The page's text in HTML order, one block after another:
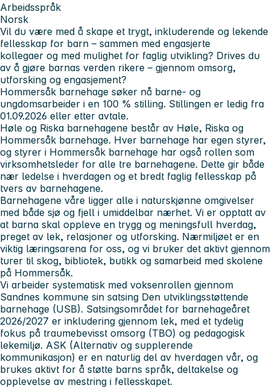
Arbeidsspråk
Norsk
Vil du være med å skape et trygt, inkluderende og lekende
fellesskap for barn – sammen med engasjerte
kollegaer og med mulighet for faglig utvikling? Drives du
av å gjøre barnas verden rikere – gjennom omsorg,
utforsking og engasjement?
Hommersåk barnehage søker nå barne- og
ungdomsarbeider i en 100 % stilling. Stillingen er ledig fra
01.09.2026 eller etter avtale.
Høle og Riska barnehagene består av Høle, Riska og
Hommersåk barnehage. Hver barnehage har egen styrer,
og styrer i Hommersåk barnehage har også rollen som
virksomhetsleder for alle tre barnehagene. Dette gir både
nær ledelse i hverdagen og et bredt faglig fellesskap på
tvers av barnehagene.
Barnehagene våre ligger alle i naturskjønne omgivelser
med både sjø og fjell i umiddelbar nærhet. Vi er opptatt av
at barna skal oppleve en trygg og meningsfull hverdag,
preget av lek, relasjoner og utforsking. Nærmiljøet er en
viktig læringsarena for oss, og vi bruker det aktivt gjennom
turer til skog, bibliotek, butikk og samarbeid med skolene
på Hommersåk.
Vi arbeider systematisk med voksenrollen gjennom
Sandnes kommune sin satsing Den utviklingsstøttende
barnehage (USB). Satsingsområdet for barnehageåret
2026/2027 er inkludering gjennom lek, med et tydelig
fokus på traumebevisst omsorg (TBO) og pedagogisk
lekemiljø. ASK (Alternativ og supplerende
kommunikasjon) er en naturlig del av hverdagen vår, og
brukes aktivt for å støtte barns språk, deltakelse og
opplevelse av mestring i fellesskapet.